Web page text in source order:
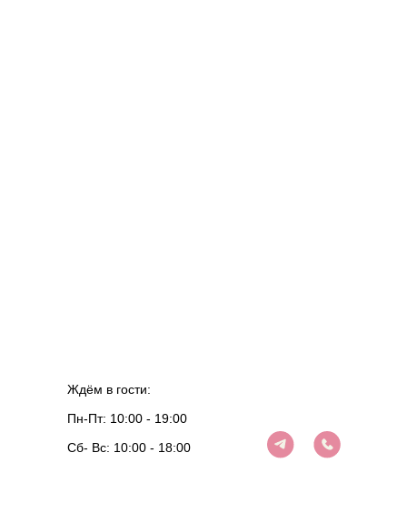
Ждём в гости:
Пн-Пт: 10:00 - 19:00
Cб- Вс: 10:00 - 18:00